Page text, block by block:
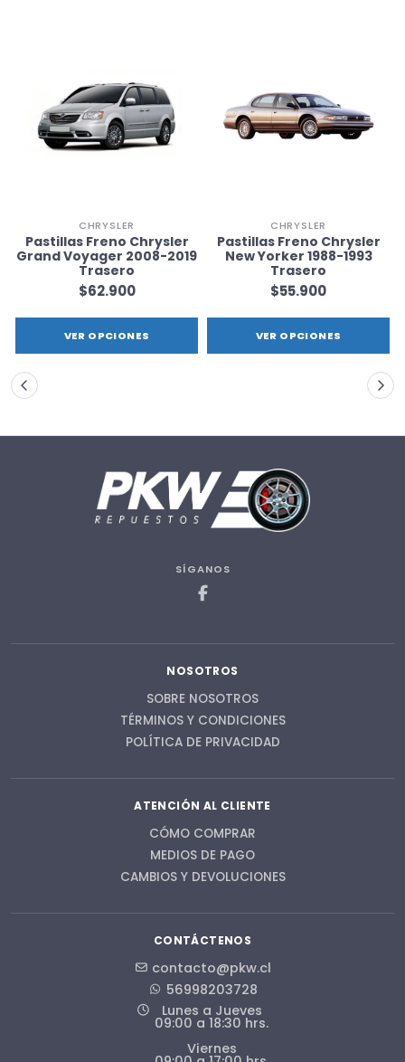
CHRYSLER
Pastillas Freno Chrysler
Grand Voyager 2008-2019
Trasero
$62.900
VER OPCIONES
CHRYSLER
Pastillas Freno Chrysler
New Yorker 1988-1993
Trasero
$55.900
VER OPCIONES
SÍGANOS
NOSOTROS
SOBRE NOSOTROS
TÉRMINOS Y CONDICIONES
POLÍTICA DE PRIVACIDAD
ATENCIÓN AL CLIENTE
CÓMO COMPRAR
MEDIOS DE PAGO
CAMBIOS Y DEVOLUCIONES
CONTÁCTENOS
contacto@pkw.cl
56998203728
Lunes a Jueves
09:00 a 18:30 hrs.
Viernes